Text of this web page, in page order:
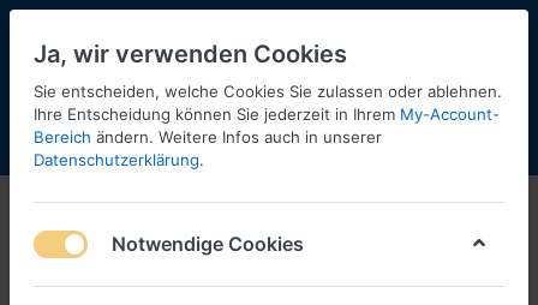
Menü Anmelden Shopaktualisierung
Tekno
1-4 von
Ja, wir verwenden Cookies
Sie entscheiden, welche Cookies Sie zulassen oder ablehnen.
Ihre Entscheidung können Sie jederzeit in Ihrem My-Account-
Bereich ändern. Weitere Infos auch in unserer
Datenschutzerklärung.
Notwendige Cookies